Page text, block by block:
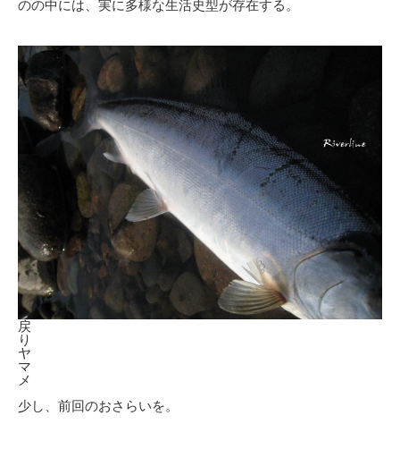
のの中には、実に多様な生活史型が存在する。
戻
り
ヤ
マ
メ
少し、前回のおさらいを。